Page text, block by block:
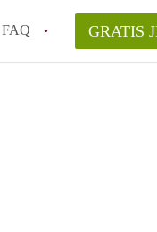
FAQ GRATIS